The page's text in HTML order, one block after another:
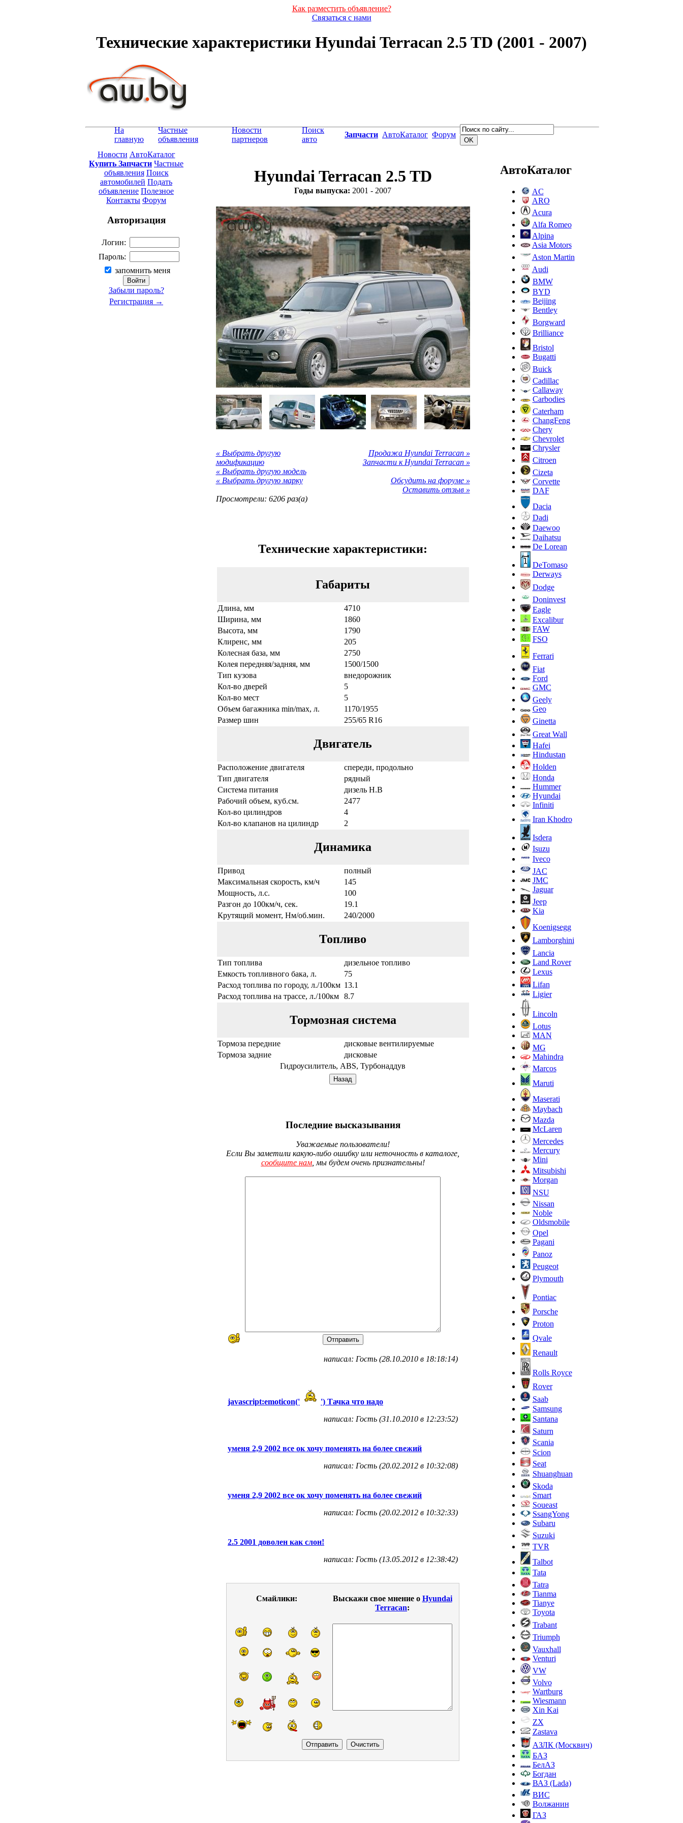
Как разместить объявление?
Связаться с нами
Технические характеристики Hyundai Terracan 2.5 TD (2001 - 2007)
На
главную
Частные
объявления
Новости
партнеров
Поиск
авто
Запчасти АвтоКаталог Форум
Новости АвтоКаталог
Купить Запчасти Частные
объявления Поиск
автомобилей Подать
объявление Полезное
Контакты Форум
Авторизация
Логин:
Пароль:
запомнить меня
Забыли пароль?
Регистрация →
Hyundai Terracan 2.5 TD
Годы выпуска: 2001 - 2007
« Выбрать другую
модификацию
« Выбрать другую модель
« Выбрать другую марку
Просмотрели: 6206 раз(а)
Продажа Hyundai Terracan »
Запчасти к Hyundai Terracan »
Обсудить на форуме »
Оставить отзыв »
Технические характеристики:
Габариты
Длина, мм
4710
Ширина, мм
1860
Высота, мм
1790
Клиренс, мм
205
Колесная база, мм
2750
Колея передняя/задняя, мм
1500/1500
Тип кузова
внедорожник
Кол-во дверей
5
Кол-во мест
5
Объем багажника min/max, л.
1170/1955
Размер шин
255/65 R16
Двигатель
Расположение двигателя
спереди, продольно
Тип двигателя
рядный
Система питания
дизель Н.В
Рабочий объем, куб.см.
2477
Кол-во цилиндров
4
Кол-во клапанов на цилиндр
2
Динамика
Привод
полный
Максимальная скорость, км/ч
145
Мощность, л.с.
100
Разгон до 100км/ч, сек.
19.1
Крутящий момент, Нм/об.мин.
240/2000
Топливо
Тип топлива
дизельное топливо
Емкость топливного бака, л.
75
Расход топлива по городу, л./100км 13.1
Расход топлива на трассе, л./100км
8.7
Тормозная система
Тормоза передние
дисковые вентилируемые
Тормоза задние
дисковые
Гидроусилитель, ABS, Турбонаддув
Последние высказывания
Уважаемые пользователи!
Если Вы заметили какую-либо ошибку или неточность в каталоге,
сообщите нам, мы будем очень признательны!
написал: Гость (28.10.2010 в 18:18:14)
javascript:emoticon('
') Тачка что надо
написал: Гость (31.10.2010 в 12:23:52)
уменя 2,9 2002 все ок хочу поменять на более свежий
написал: Гость (20.02.2012 в 10:32:08)
уменя 2,9 2002 все ок хочу поменять на более свежий
написал: Гость (20.02.2012 в 10:32:33)
2.5 2001 доволен как слон!
написал: Гость (13.05.2012 в 12:38:42)
Смайлики: Выскажи свое мнение о Hyundai
Terracan:
АвтоКаталог
AC
ARO
Acura
Alfa Romeo
Alpina
Asia Motors
Aston Martin
Audi
BMW
BYD
Beijing
Bentley
Borgward
Brilliance
Bristol
Bugatti
Buick
Cadillac
Callaway
Carbodies
Caterham
ChangFeng
Chery
Chevrolet
Chrysler
Citroen
Cizeta
Corvette
DAF
Dacia
Dadi
Daewoo
Daihatsu
De Lorean
DeTomaso
Derways
Dodge
Doninvest
Eagle
Excalibur
FAW
FSO
Ferrari
Fiat
Ford
GMC
Geely
Geo
Ginetta
Great Wall
Hafei
Hindustan
Holden
Honda
Hummer
Hyundai
Infiniti
Iran Khodro
Isdera
Isuzu
Iveco
JAC
JMC
Jaguar
Jeep
Kia
Koenigsegg
Lamborghini
Lancia
Land Rover
Lexus
Lifan
Ligier
Lincoln
Lotus
MAN
MG
Mahindra
Marcos
Maruti
Maserati
Maybach
Mazda
McLaren
Mercedes
Mercury
Mini
Mitsubishi
Morgan
NSU
Nissan
Noble
Oldsmobile
Opel
Pagani
Panoz
Peugeot
Plymouth
Pontiac
Porsche
Proton
Qvale
Renault
Rolls Royce
Rover
Saab
Samsung
Santana
Saturn
Scania
Scion
Seat
Shuanghuan
Skoda
Smart
Soueast
SsangYong
Subaru
Suzuki
TVR
Talbot
Tata
Tatra
Tianma
Tianye
Toyota
Trabant
Triumph
Vauxhall
Venturi
VW
Volvo
Wartburg
Wiesmann
Xin Kai
ZX
Zastava
АЗЛК (Москвич)
БАЗ
БелАЗ
Богдан
ВАЗ (Lada)
ВИС
Волжанин
ГАЗ